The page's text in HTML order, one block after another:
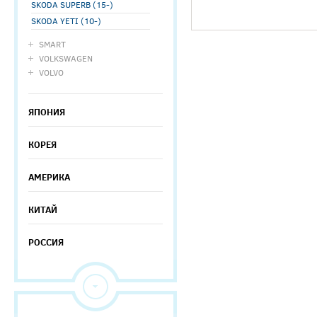
SKODA SUPERB (15-)
SKODA YETI (10-)
SMART
VOLKSWAGEN
VOLVO
ЯПОНИЯ
КОРЕЯ
АМЕРИКА
КИТАЙ
РОССИЯ